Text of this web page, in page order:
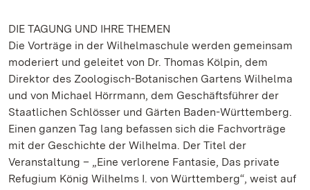
DIE TAGUNG UND IHRE THEMEN
Die Vorträge in der Wilhelmaschule werden gemeinsam
moderiert und geleitet von Dr. Thomas Kölpin, dem
Direktor des Zoologisch-Botanischen Gartens Wilhelma
und von Michael Hörrmann, dem Geschäftsführer der
Staatlichen Schlösser und Gärten Baden-Württemberg.
Einen ganzen Tag lang befassen sich die Fachvorträge
mit der Geschichte der Wilhelma. Der Titel der
Veranstaltung – „Eine verlorene Fantasie, Das private
Refugium König Wilhelms I. von Württemberg“, weist auf